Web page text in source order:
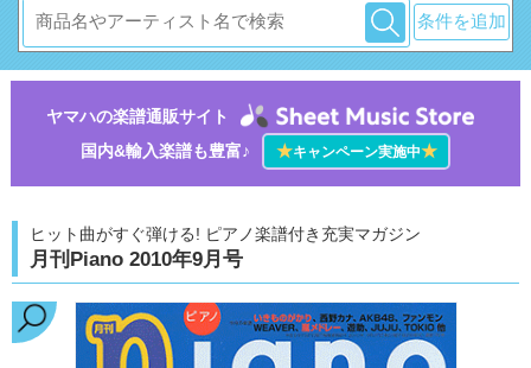
条件を追加
ヤマハの楽譜通販サイト
国内&輸入楽譜も豊富♪
★キャンペーン実施中★
ヒット曲がすぐ弾ける! ピアノ楽譜付き充実マガジン
月刊Piano 2010年9月号